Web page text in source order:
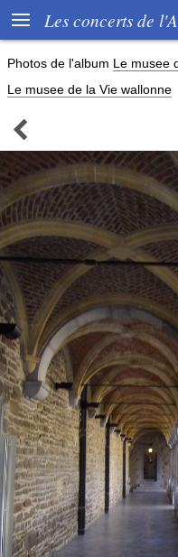
 Les concerts de
Photos de l'album Le musee
Le musee de la Vie wallonne
